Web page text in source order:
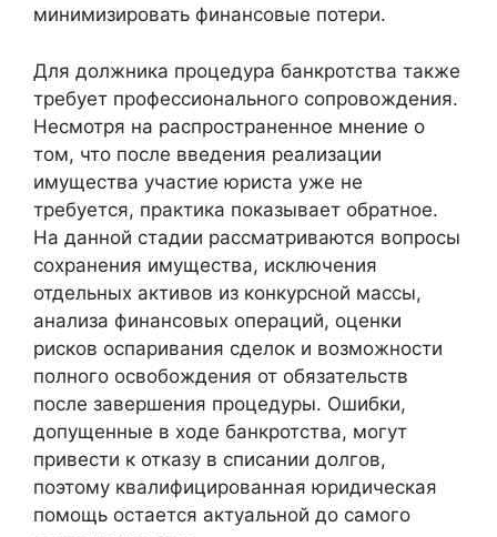
минимизировать финансовые потери.
Для должника процедура банкротства также
требует профессионального сопровождения.
Несмотря на распространенное мнение о
том, что после введения реализации
имущества участие юриста уже не
требуется, практика показывает обратное.
На данной стадии рассматриваются вопросы
сохранения имущества, исключения
отдельных активов из конкурсной массы,
анализа финансовых операций, оценки
рисков оспаривания сделок и возможности
полного освобождения от обязательств
после завершения процедуры. Ошибки,
допущенные в ходе банкротства, могут
привести к отказу в списании долгов,
поэтому квалифицированная юридическая
помощь остается актуальной до самого